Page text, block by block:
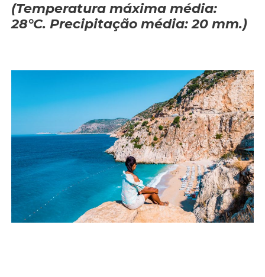
(Temperatura máxima média:
28°C. Precipitação média: 20 mm.)